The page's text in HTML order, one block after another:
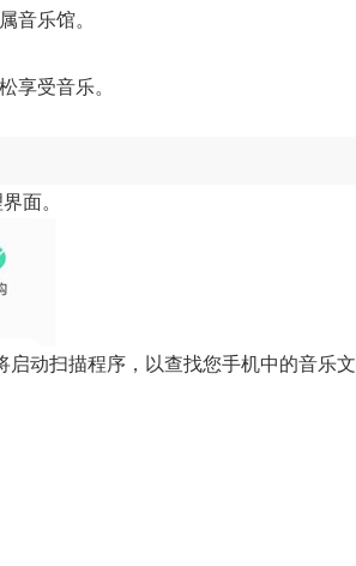
乐馆。
受音乐。
面。
启动扫描程序，以查找您手机中的音乐文